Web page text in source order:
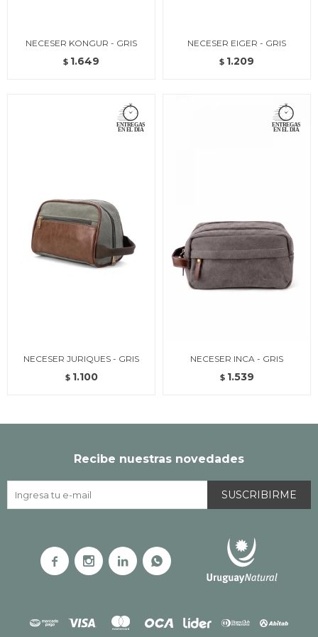
NECESER KONGUR - GRIS
$ 1.649
NECESER EIGER - GRIS
$ 1.209
NECESER JURIQUES - GRIS
$ 1.100
NECESER INCA - GRIS
$ 1.539
Recibe nuestras novedades
SUSCRIBIRME
   